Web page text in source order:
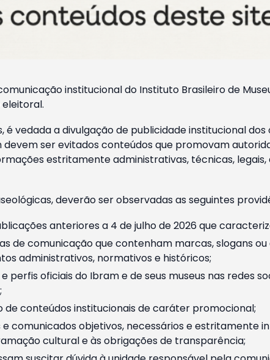
institucional do Instituto Brasileiro de
é vedada a divulgação de publicidade institucional
ser evitados conteúdos que promovam
estritamente administrativas, técnicas,
deverão ser observadas as seguintes
anteriores a 4 de julho de 2026 que
de comunicação que contenham marcas, slogans
administrativos, normativos e históricos;
oficiais do Ibram e de seus museus nas redes
de conteúdos institucionais de caráter promocional;
comunicados objetivos, necessários e estritamente
cultural e às obrigações de transparência;